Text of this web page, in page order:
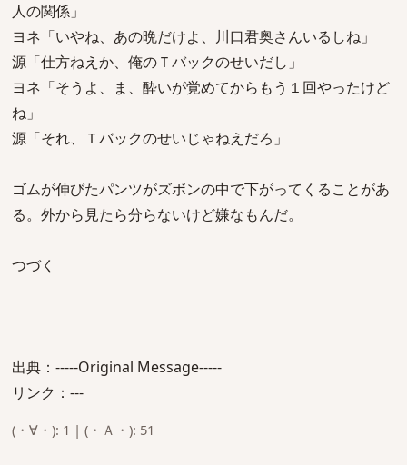
人の関係」
ヨネ「いやね、あの晩だけよ、川口君奥さんいるしね」
源「仕方ねえか、俺のＴバックのせいだし」
ヨネ「そうよ、ま、酔いが覚めてからもう１回やったけど
ね」
源「それ、Ｔバックのせいじゃねえだろ」
ゴムが伸びたパンツがズボンの中で下がってくることがあ
る。外から見たら分らないけど嫌なもんだ。
つづく
出典：-----Original Message-----
リンク：---
(・∀・): 1 | (・Ａ・): 51